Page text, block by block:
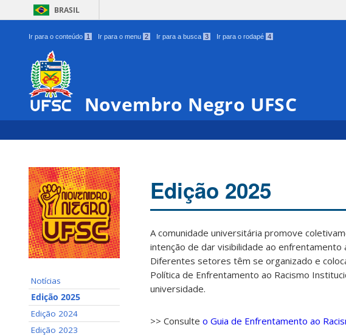
BRASIL
Ir para o conteúdo 1 Ir para o menu 2 Ir para a busca 3 Ir para o rodapé 4
Novembro Negro UFSC
Notícias
Edição 2025
Edição 2024
Edição 2023
Edição 2025
A comunidade universitária promove
intenção de dar visibilidade ao enfrentamento
Diferentes setores têm se organizado e
Política de Enfrentamento ao Racismo
universidade.
>> Consulte o Guia de Enfrentamento ao